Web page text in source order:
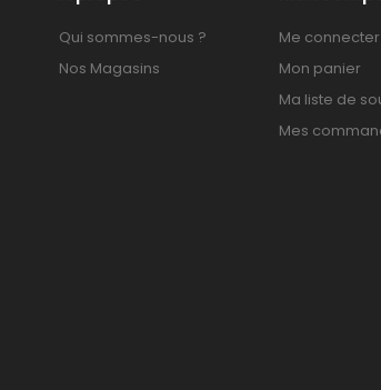
Qui sommes-nous ?
Nos Magasins
Me connecter
Mon panier
Ma liste de
Mes